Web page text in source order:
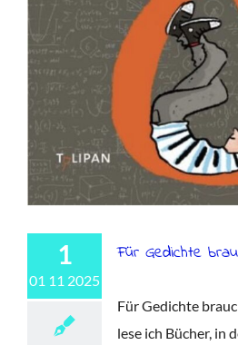
1
01 11 2025
Für Gedichte
Für Gedichte
lese ich Bücher, in